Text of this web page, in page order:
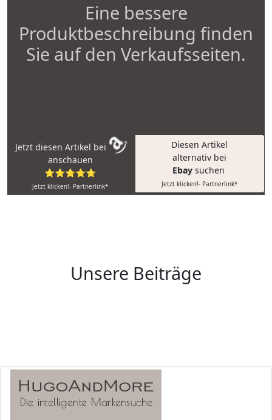
Eine bessere
Produktbeschreibung finden
Sie auf den Verkaufsseiten.
Jetzt diesen Artikel bei
anschauen
⭐⭐⭐⭐⭐
Jetzt klicken!- Partnerlink*
Diesen Artikel
alternativ bei
Ebay suchen
Jetzt klicken!- Partnerlink*
Unsere Beiträge